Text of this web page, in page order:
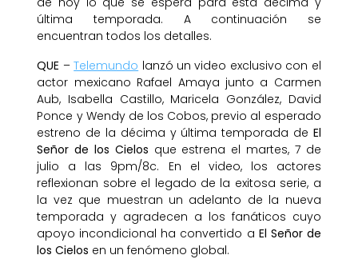
última temporada. A continuación se
encuentran todos los detalles.
QUE –Telemundo lanzó un video exclusivo con el
actor mexicano Rafael Amaya junto a Carmen
Aub, Isabella Castillo, Maricela González, David
Ponce y Wendy de los Cobos, previo al esperado
estreno de la décima y última temporada de El
Señor de los Cielos que estrena el martes, 7 de
julio a las 9pm/8c. En el video, los actores
reflexionan sobre el legado de la exitosa serie, a
la vez que muestran un adelanto de la nueva
temporada y agradecen a los fanáticos cuyo
apoyo incondicional ha convertido a El Señor de
los Cielos en un fenómeno global.